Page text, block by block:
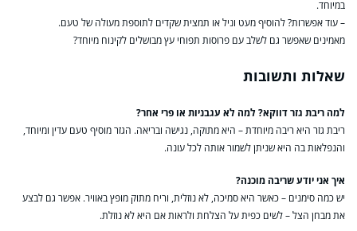
במיוחד.
– עוד אפשרות? להוסיף מעט וניל או תמצית שקדים לתוספת מעולה של טעם.
מאמינים שאפשר גם לשלב עם פרוסות תפוחי עץ מבושלים לקינוח מיוחד?
שאלות ותשובות
למה ריבת גזר דווקא? למה לא עגבניות או פרי אחר?
ריבת גזר היא ריבה מיוחדת – היא מתוקה, נגישה ובריאה. הגזר מוסיף טעם עדין ומיוחד,
והנפלאות בה היא שניתן לשמור אותה לכל עונה.
איך אני יודע שריבה מוכנה?
יש כמה סימנים – כאשר היא סמיכה, לא נוזלית, וריח מתוק מופץ באוויר. אפשר גם לבצע
את מבחן הצל – לשים כפית על הצלחת ולראות אם היא לא נוזלת.